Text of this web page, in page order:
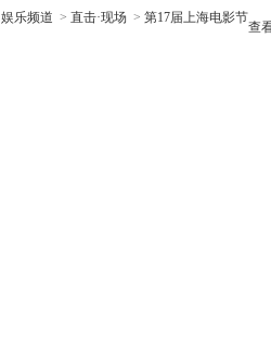
娱乐频道 > 直击·现场 > 第17届上海电影节
查